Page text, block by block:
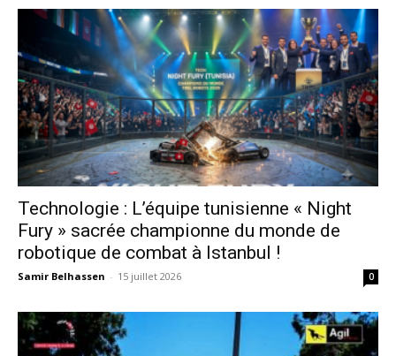
Technologie : L’équipe tunisienne « Night
Fury » sacrée championne du monde de
robotique de combat à Istanbul !
Samir Belhassen - 15 juillet 2026 0